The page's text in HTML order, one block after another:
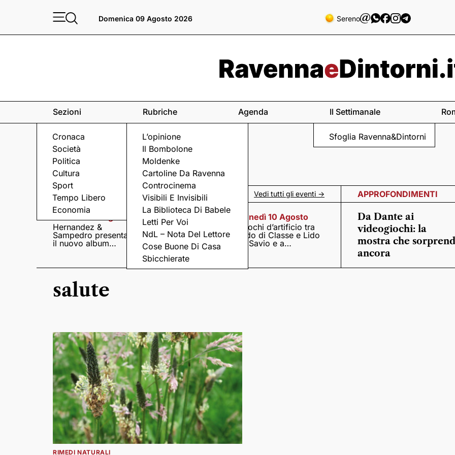
Domenica 09 Agosto 2026 Sereno
Sezioni
Cronaca
Società
Politica
Cultura
Sport
Tempo Libero
Economia
Rubriche
L’opinione
Il Bombolone
Moldenke
Cartoline Da Ravenna
Controcinema
Visibili E Invisibili
La Biblioteca Di Babele
Letti Per Voi
NdL – Nota Del Lettore
Cose Buone Di Casa
Sbicchierate
Agenda Il Settimanale
Sfoglia Ravenna&Dintorni
Eventi a Ravenna e dintorni Vedi tutti gli eventi ->
Hernandez &
Sampedro presentano
il nuovo album
Domenica 9 Agosto
Arriva Omini, la band
di X-Factor
Lunedì 10 Agosto
Fuochi d’artificio tra
Lido di Classe e Lido
di Savio e a
APPROFONDIMENTI
Da Dante ai
videogiochi: la
mostra che
ancora
salute
RIMEDI NATURALI